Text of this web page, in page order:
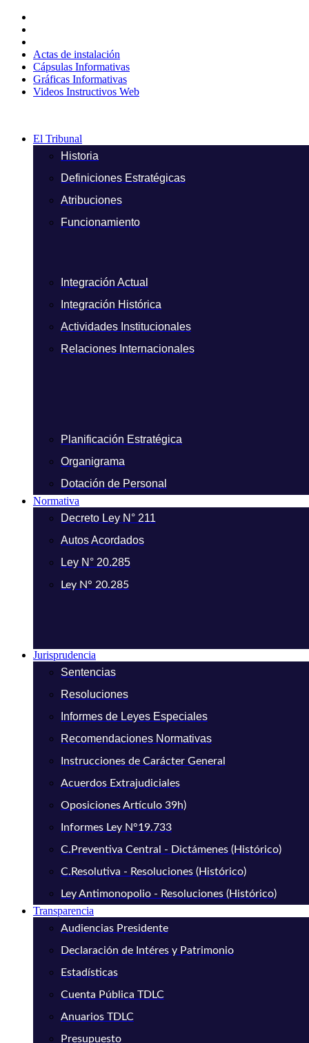
contenido
Actas de instalación
Cápsulas Informativas
Gráficas Informativas
Videos Instructivos Web
El Tribunal
Historia
Definiciones Estratégicas
Atribuciones
Funcionamiento
Integración Actual
Integración Histórica
Actividades Institucionales
Relaciones Internacionales
Planificación Estratégica
Organigrama
Dotación de Personal
Normativa
Decreto Ley N° 211
Autos Acordados
Ley N° 20.285
Ley N° 20.285
Jurisprudencia
Sentencias
Resoluciones
Informes de Leyes Especiales
Recomendaciones Normativas
Instrucciones de Carácter General
Acuerdos Extrajudiciales
Oposiciones Artículo 39h)
Informes Ley N°19.733
C.Preventiva Central - Dictámenes (Histórico)
C.Resolutiva - Resoluciones (Histórico)
Ley Antimonopolio - Resoluciones (Histórico)
Transparencia
Audiencias Presidente
Declaración de Intéres y Patrimonio
Estadísticas
Cuenta Pública TDLC
Anuarios TDLC
Presupuesto